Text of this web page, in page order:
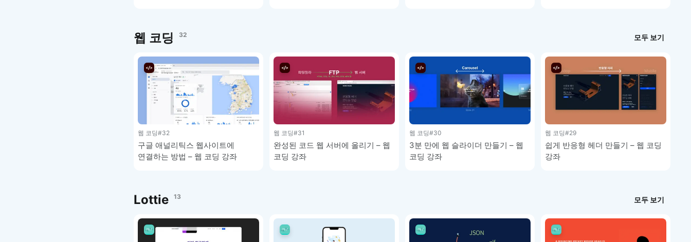
웹 코딩 32 모두 보기
웹 코딩#32
구글 애널리틱스 웹사이트에
연결하는 방법 – 웹 코딩 강좌
웹 코딩#31
완성된 코드 웹 서버에 올리기 – 웹
코딩 강좌
웹 코딩#30
3분 만에 웹 슬라이더 만들기 – 웹
코딩 강좌
웹 코딩#29
쉽게 반응형 헤더 만들기 – 웹 코딩
강좌
Lottie 13 모두 보기